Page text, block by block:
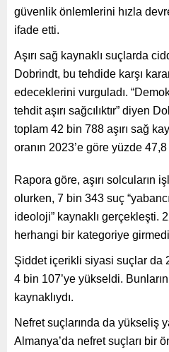
güvenlik önlemlerini hızla
ifade etti.
Aşırı sağ kaynaklı suçlarda
Dobrindt, bu tehdide karşı
edeceklerini vurguladı.
tehdit aşırı sağcılıktır” diyen
toplam 42 bin 788 aşırı sağ
oranın 2023’e göre yüzde 47,8
Rapora göre, aşırı solcuların
olurken, 7 bin 343 suç
ideoloji” kaynaklı gerçekleşti.
herhangi bir kategoriye
Şiddet içerikli siyasi suçlar da
4 bin 107’ye yükseldi. Bunların
kaynaklıydı.
Nefret suçlarında da yükseliş
Almanya’da nefret suçları bir